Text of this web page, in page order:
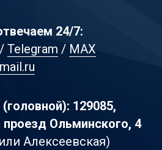
24/7:
/Telegram / MAX
129085,
проезд Ольминского, 4
Алексеевская)